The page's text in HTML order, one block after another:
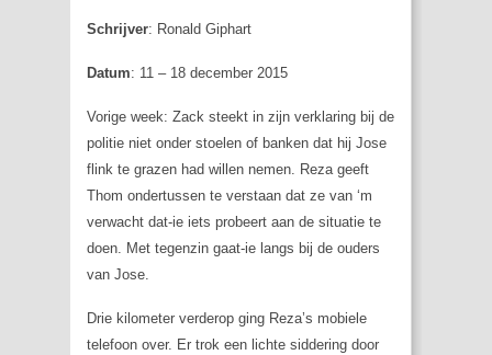
Schrijver: Ronald Giphart
Datum: 11 – 18 december 2015
Vorige week: Zack steekt in zijn verklaring bij de
politie niet onder stoelen of banken dat hij Jose
flink te grazen had willen nemen. Reza geeft
Thom ondertussen te verstaan dat ze van ‘m
verwacht dat-ie iets probeert aan de situatie te
doen. Met tegenzin gaat-ie langs bij de ouders
van Jose.
Drie kilometer verderop ging Reza’s mobiele
telefoon over. Er trok een lichte siddering door